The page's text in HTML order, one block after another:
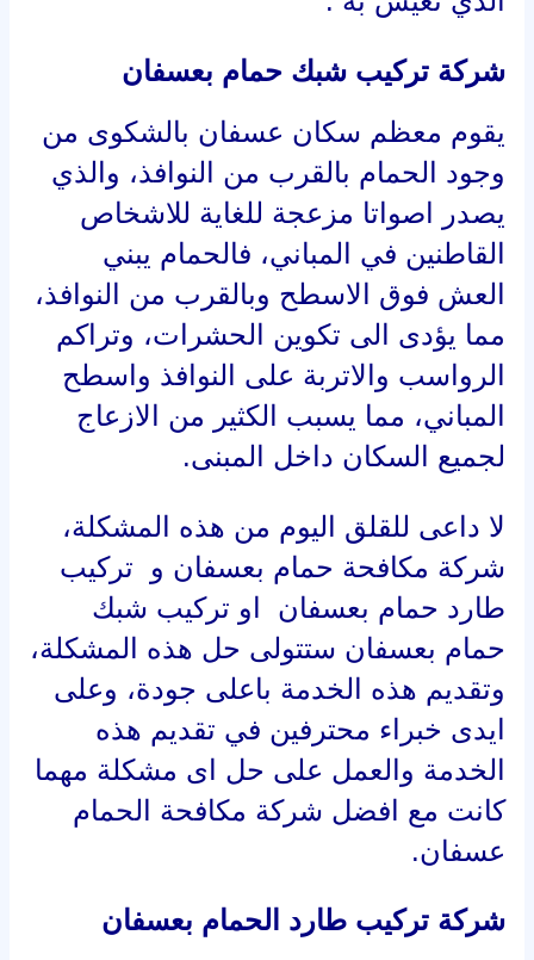
يصدر اصواتا مزعجة للغاية للاشخاص
القاطنين في المباني، فالحمام يبني
العش فوق الاسطح وبالقرب من النوافذ،
مما يؤدى الى تكوين الحشرات، وتراكم
الرواسب والاتربة على النوافذ واسطح
المباني، مما يسبب الكثير من الازعاج
لجميع السكان داخل المبنى.
لا داعى للقلق اليوم من هذه المشكلة،
شركة مكافحة حمام بعسفان و تركيب
طارد حمام بعسفان او تركيب شبك
حمام بعسفان ستتولى حل هذه المشكلة،
ايدى خبراء محترفين في تقديم هذه
الخدمة والعمل على حل اى مشكلة مهما
كانت مع افضل شركة مكافحة الحمام
عسفان.
شركة تركيب طارد الحمام بعسفان
نحن شركة مكافحة حمام داخل عسفان
نستخدم افضل الطرق الامنة على
الاسطح والنوافذ، الطاردة للحمام، فنحن
نستخدم شبكة حريرية مقاومة للحرارة
في بداية الامر، والتي تعتبر مظلات